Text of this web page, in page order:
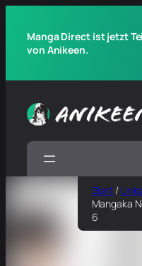
Manga Direct ist jetzt
von Anikeen.
Start /
Mangaka
6